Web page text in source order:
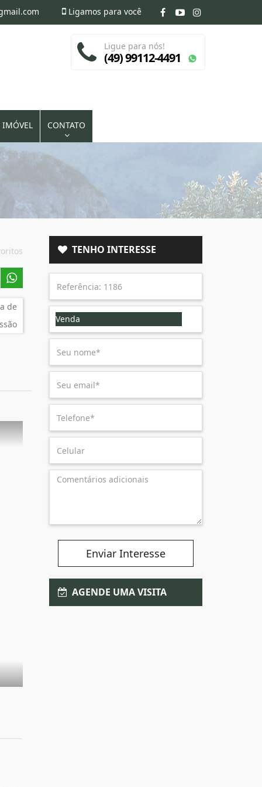
Ligamos para você
IMÓVEL CONTATO
Ligue para nós!
(49) 99112-4491
de
TENHO INTERESSE
Venda
Enviar Interesse
AGENDE UMA VISITA